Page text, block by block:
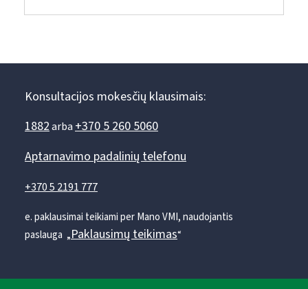
Konsultacijos mokesčių klausimais:
1882arba+370 5 260 5060
Aptarnavimo padalinių telefonu
+370 5 2191 777
e. paklausimai teikiami per Mano VMI, naudojantis
paslauga „Paklausimų teikimas“